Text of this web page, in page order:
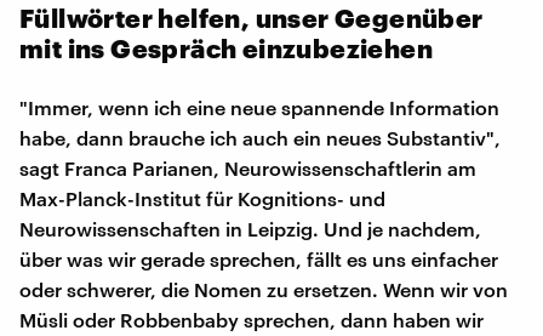
Füllwörter helfen, unser Gegenüber
mit ins Gespräch einzubeziehen
"Immer, wenn ich eine neue spannende Information
habe, dann brauche ich auch ein neues Substantiv",
sagt Franca Parianen, Neurowissenschaftlerin am
Max-Planck-Institut für Kognitions- und
Neurowissenschaften in Leipzig. Und je nachdem,
über was wir gerade sprechen, fällt es uns einfacher
oder schwerer, die Nomen zu ersetzen. Wenn wir von
Müsli oder Robbenbaby sprechen, dann haben wir